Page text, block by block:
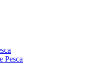
Pesca